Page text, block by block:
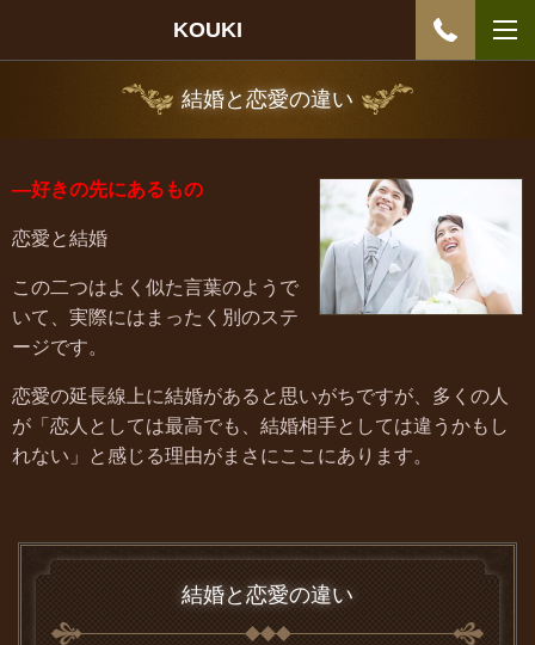
KOUKI
結婚と恋愛の違い
―好きの先にあるもの
恋愛と結婚
この二つはよく似た言葉のようで
いて、実際にはまったく別のステ
ージです。
恋愛の延長線上に結婚があると思いがちですが、多くの人
が「恋人としては最高でも、結婚相手としては違うかもし
れない」と感じる理由がまさにここにあります。
結婚と恋愛の違い